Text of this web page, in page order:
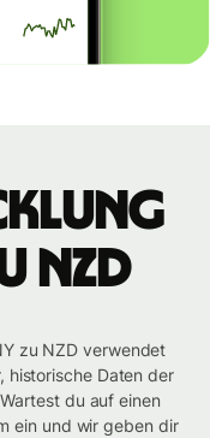
NZD
zu NZD verwendet
historische Daten der
du auf einen
ein und wir geben dir